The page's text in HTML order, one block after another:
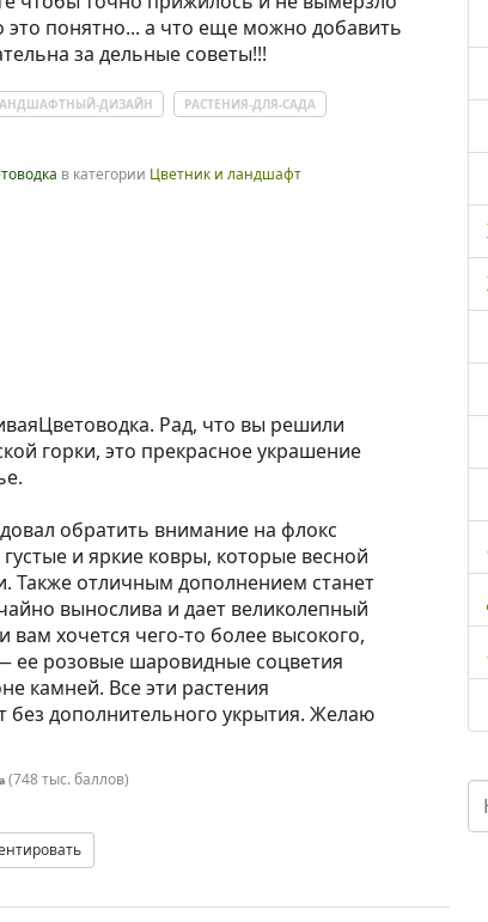
понятно... а что еще можно добавить
за дельные советы!!!
ДИЗАЙН РАСТЕНИЯ-ДЛЯ-САДА
в категории Цветник и ландшафт
Рад, что вы решили
горки, это прекрасное украшение
обратить внимание на флокс
и яркие ковры, которые весной
Также отличным дополнением станет
вынослива и дает великолепный
вам хочется чего-то более высокого,
розовые шаровидные соцветия
камней. Все эти растения
без дополнительного укрытия. Желаю
(748 тыс.баллов)